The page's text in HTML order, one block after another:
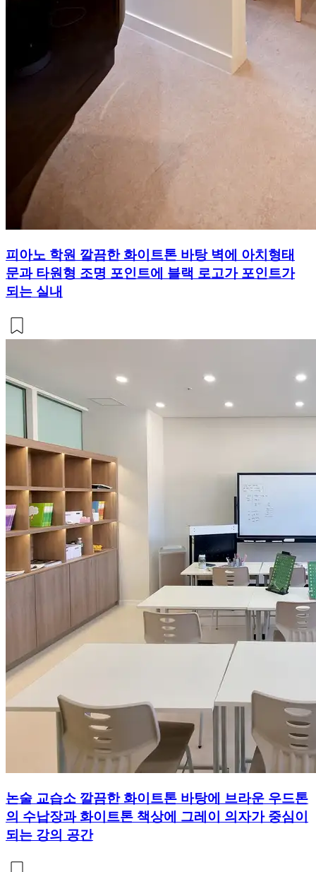
피아노 학원 깔끔한 화이트톤 바탕 벽에 아치형태
문과 타원형 조명 포인트에 블랙 로고가 포인트가
되는 실내
논술 교습소 깔끔한 화이트톤 바탕에 브라운 우드톤
의 수납장과 화이트톤 책상에 그레이 의자가 중심이
되는 강의 공간